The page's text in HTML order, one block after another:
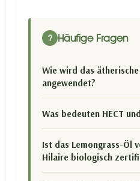
? Häufige Fragen
Wie wird das
angewendet?
Was bedeuten HECT
Ist das Lemongrass-Öl
Hilaire biologisch